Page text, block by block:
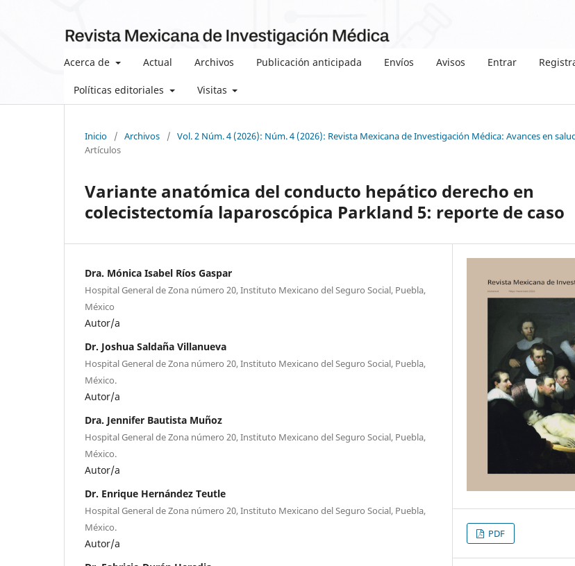
Acerca de Actual Archivos Publicación anticipada Envíos Avisos Entrar
Políticas editoriales Visitas
Inicio / Archivos / Vol. 2 Núm. 4 (2026): Núm. 4 (2026): Revista Mexicana de Investigación Médica: Avances en
Artículos
Variante anatómica del conducto hepático derecho en
colecistectomía laparoscópica Parkland 5: reporte de caso
Dra. Mónica Isabel Ríos Gaspar
Hospital General de Zona número 20, Instituto Mexicano del Seguro Social, Puebla,
México
Autor/a
Dr. Joshua Saldaña Villanueva
Hospital General de Zona número 20, Instituto Mexicano del Seguro Social, Puebla,
México.
Autor/a
Dra. Jennifer Bautista Muñoz
Hospital General de Zona número 20, Instituto Mexicano del Seguro Social, Puebla,
México.
Autor/a
Dr. Enrique Hernández Teutle
Hospital General de Zona número 20, Instituto Mexicano del Seguro Social, Puebla,
México.
Autor/a
PDF